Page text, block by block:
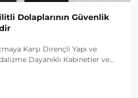
Dolaplarının Güvenlik
Karşı Dirençli Yapı ve
Dayanıklı Kabinetler ve
korunmak için güçlü bir
Çoğu sektör kılavuzu,